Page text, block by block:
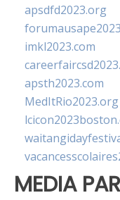
apsdfd2023.org
imkl2023.com
apsth2023.com
MedItRio2023.org
MEDIA